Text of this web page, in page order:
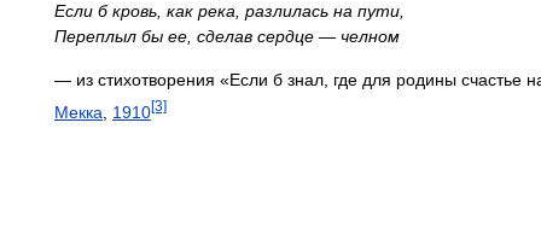
Если б кровь, как река, разлилась на пути,
Переплыл бы ее, сделав сердце — челном
— из стихотворения «Если б знал, где для родины счастье
Мекка
1910[3]